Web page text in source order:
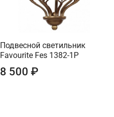
Подвесной светильник
Favourite Fes 1382-1P
8 500 ₽